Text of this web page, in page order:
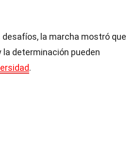
desafíos, la marcha mostró que
la determinación pueden
.